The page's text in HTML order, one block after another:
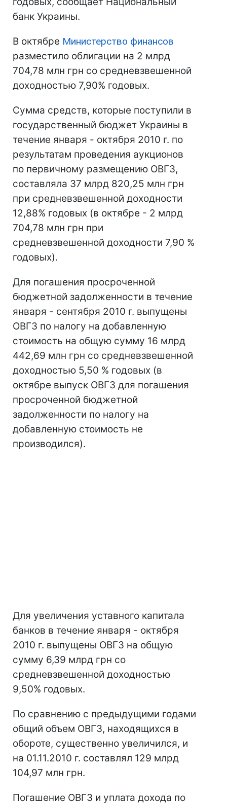
банк Украины.
В октябре Министерство финансов
разместило облигации на 2 млрд
704,78 млн грн со средневзвешенной
доходностью 7,90% годовых.
Сумма средств, которые поступили в
государственный бюджет Украины в
течение января - октября 2010 г. по
результатам проведения аукционов
по первичному размещению ОВГЗ,
составляла 37 млрд 820,25 млн грн
при средневзвешенной доходности
12,88% годовых (в октябре - 2 млрд
704,78 млн грн при
средневзвешенной доходности 7,90 %
годовых).
Для погашения просроченной
бюджетной задолженности в течение
января - сентября 2010 г. выпущены
ОВГЗ по налогу на добавленную
стоимость на общую сумму 16 млрд
442,69 млн грн со средневзвешенной
доходностью 5,50 % годовых (в
октябре выпуск ОВГЗ для погашения
просроченной бюджетной
задолженности по налогу на
добавленную стоимость не
производился).
Для увеличения уставного капитала
банков в течение января - октября
2010 г. выпущены ОВГЗ на общую
сумму 6,39 млрд грн со
средневзвешенной доходностью
9,50% годовых.
По сравнению с предыдущими годами
общий объем ОВГЗ, находящихся в
обороте, существенно увеличился, и
на 01.11.2010 г. составлял 129 млрд
104,97 млн грн.
Погашение ОВГЗ и уплата дохода по